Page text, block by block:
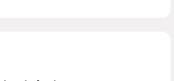
vianmääritys ja korjaus